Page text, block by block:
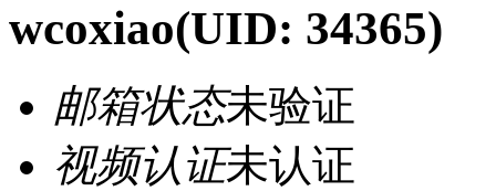
wcoxiao(UID: 34365)
邮箱状态未验证
视频认证未认证